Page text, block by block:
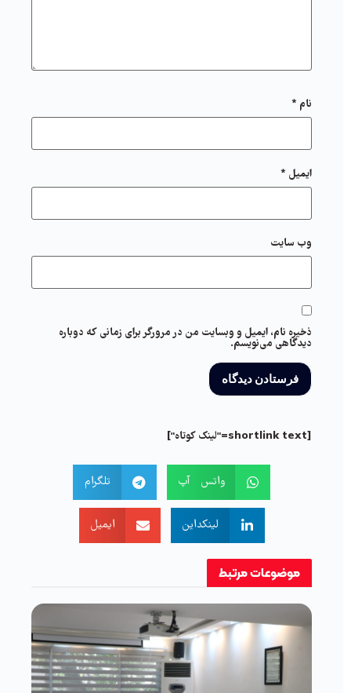
نام *
ایمیل *
وب‌ سایت
ذخیره نام، ایمیل و وبسایت من در مرورگر برای زمانی که دوباره
دیدگاهی می‌نویسم.
[shortlink text="لینک کوتاه"]
واتس آپ تلگرام
لینکداین ایمیل
موضوعاتمرتبط